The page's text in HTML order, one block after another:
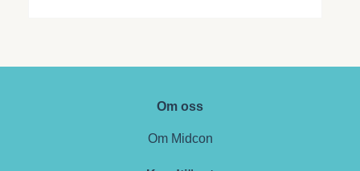
Om oss
Om Midcon